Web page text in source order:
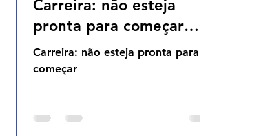
Carreira: não esteja
pronta para começar
QUI 18.09.25 07h31
Carreira: não esteja pronta para
começar